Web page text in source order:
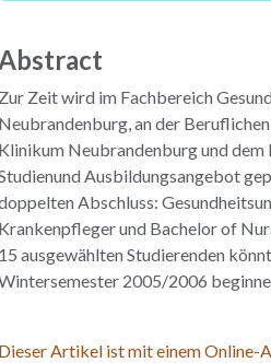
Zur Zeit wird im Fachbereich
Neubrandenburg, an der
Klinikum Neubrandenburg und
Ausbildungsangebot
Abschluss:
Krankenpfleger und Bachelor of
15 ausgewählten Studierenden
2005/2006
Dieser Artikel ist mit einem Online-